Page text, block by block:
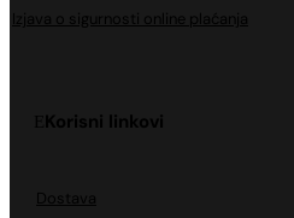
Izjava o sigurnosti online plaćanja
Korisni linkovi
Dostava